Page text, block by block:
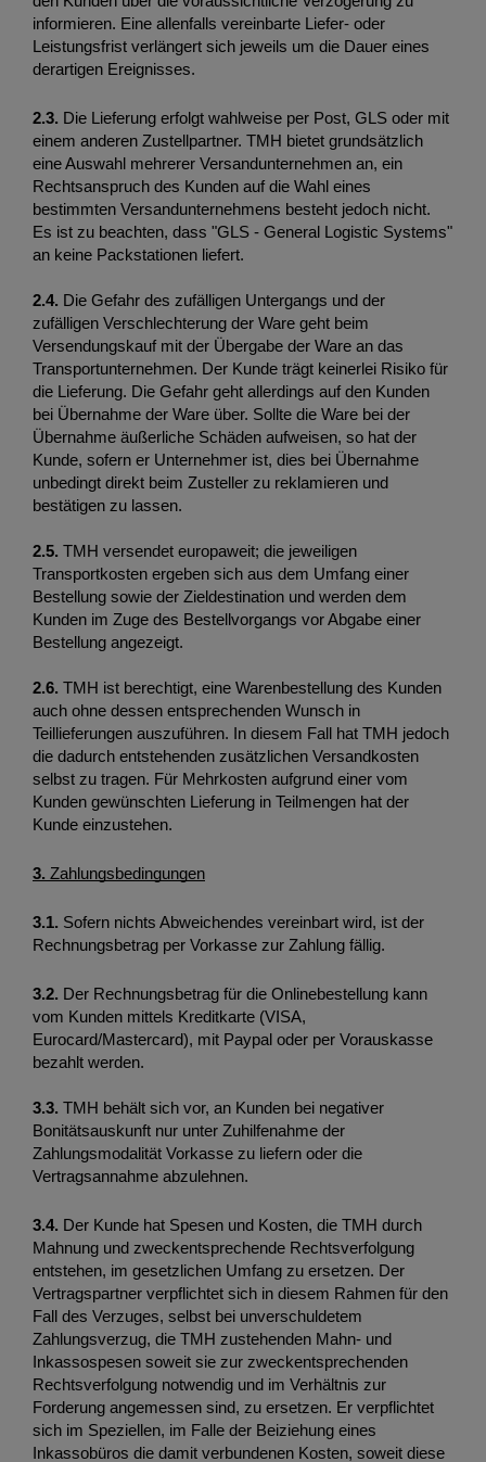
informieren. Eine allenfalls vereinbarte Liefer- oder
Leistungsfrist verlängert sich jeweils um die Dauer eines
derartigen Ereignisses.
2.3. Die Lieferung erfolgt wahlweise per Post, GLS oder mit
einem anderen Zustellpartner. TMH bietet grundsätzlich
eine Auswahl mehrerer Versandunternehmen an, ein
Rechtsanspruch des Kunden auf die Wahl eines
bestimmten Versandunternehmens besteht jedoch nicht.
Es ist zu beachten, dass "GLS - General Logistic Systems"
an keine Packstationen liefert.
2.4. Die Gefahr des zufälligen Untergangs und der
zufälligen Verschlechterung der Ware geht beim
Versendungskauf mit der Übergabe der Ware an das
Transportunternehmen. Der Kunde trägt keinerlei Risiko für
die Lieferung. Die Gefahr geht allerdings auf den Kunden
bei Übernahme der Ware über. Sollte die Ware bei der
Übernahme äußerliche Schäden aufweisen, so hat der
Kunde, sofern er Unternehmer ist, dies bei Übernahme
unbedingt direkt beim Zusteller zu reklamieren und
bestätigen zu lassen.
2.5. TMH versendet europaweit; die jeweiligen
Transportkosten ergeben sich aus dem Umfang einer
Bestellung sowie der Zieldestination und werden dem
Kunden im Zuge des Bestellvorgangs vor Abgabe einer
Bestellung angezeigt.
2.6. TMH ist berechtigt, eine Warenbestellung des Kunden
auch ohne dessen entsprechenden Wunsch in
Teillieferungen auszuführen. In diesem Fall hat TMH jedoch
die dadurch entstehenden zusätzlichen Versandkosten
selbst zu tragen. Für Mehrkosten aufgrund einer vom
Kunden gewünschten Lieferung in Teilmengen hat der
Kunde einzustehen.
3. Zahlungsbedingungen
3.1. Sofern nichts Abweichendes vereinbart wird, ist der
Rechnungsbetrag per Vorkasse zur Zahlung fällig.
3.2. Der Rechnungsbetrag für die Onlinebestellung kann
vom Kunden mittels Kreditkarte (VISA,
Eurocard/Mastercard), mit Paypal oder per Vorauskasse
bezahlt werden.
3.3. TMH behält sich vor, an Kunden bei negativer
Bonitätsauskunft nur unter Zuhilfenahme der
Zahlungsmodalität Vorkasse zu liefern oder die
Vertragsannahme abzulehnen.
3.4. Der Kunde hat Spesen und Kosten, die TMH durch
Mahnung und zweckentsprechende Rechtsverfolgung
entstehen, im gesetzlichen Umfang zu ersetzen. Der
Vertragspartner verpflichtet sich in diesem Rahmen für den
Fall des Verzuges, selbst bei unverschuldetem
Zahlungsverzug, die TMH zustehenden Mahn- und
Inkassospesen soweit sie zur zweckentsprechenden
Rechtsverfolgung notwendig und im Verhältnis zur
Forderung angemessen sind, zu ersetzen. Er verpflichtet
sich im Speziellen, im Falle der Beiziehung eines
Inkassobüros die damit verbundenen Kosten, soweit diese